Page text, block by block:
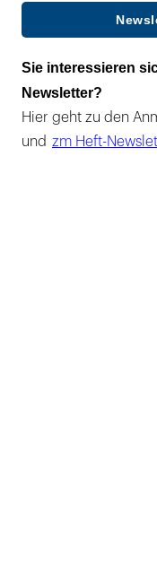
Sie interessieren
Newsletter?
Hier geht zu den
und zm Heft-